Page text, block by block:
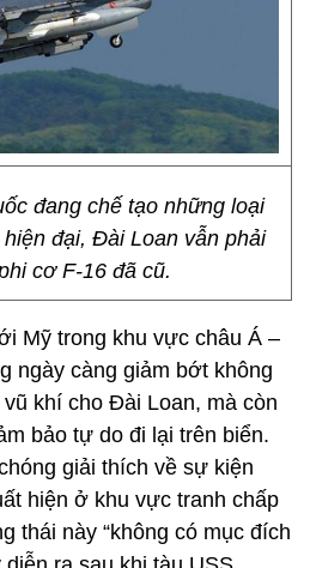
đang chế tạo những loại
đại, Đài Loan vẫn phải
cơ F-16 đã cũ.
Mỹ trong khu vực châu Á –
ngày càng giảm bớt không
khí cho Đài Loan, mà còn
bảo tự do đi lại trên biển.
giải thích về sự kiện
hiện ở khu vực tranh chấp
thái này “không có mục đích